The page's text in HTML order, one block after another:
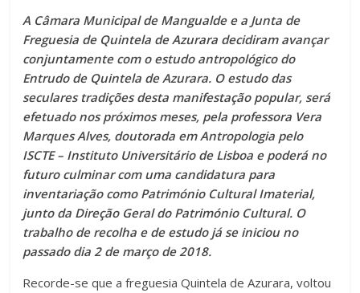
A Câmara Municipal de Mangualde e a Junta de
Freguesia de Quintela de Azurara decidiram avançar
conjuntamente com o estudo antropológico do
Entrudo de Quintela de Azurara. O estudo das
seculares tradições desta manifestação popular, será
efetuado nos próximos meses, pela professora Vera
Marques Alves, doutorada em Antropologia pelo
ISCTE – Instituto Universitário de Lisboa e poderá no
futuro culminar com uma candidatura para
inventariação como Património Cultural Imaterial,
junto da Direção Geral do Património Cultural. O
trabalho de recolha e de estudo já se iniciou no
passado dia 2 de março de 2018.
Recorde-se que a freguesia Quintela de Azurara, voltou